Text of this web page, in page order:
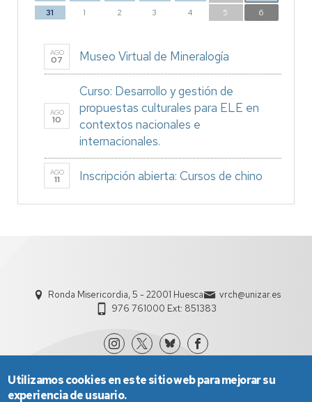
31
1 2 3 4 5 6
AGO
07 Museo Virtual de Mineralogía
AGO
10
Curso: Desarrollo y gestión de
propuestas culturales para ELE en
contextos nacionales e
internacionales.
AGO
11 Inscripción abierta: Cursos de chino
Ronda Misericordia, 5 - 22001 Huesca
vrch@unizar.es
976 761000 Ext: 851383
Utilizamos cookies en este sitio web para mejorar su
experiencia de usuario.